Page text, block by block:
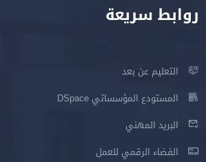
روابط سريعة
التعليم عن بعد
المستودع المؤسساتي DSpace
البريد المهني
الفضاء الرقمي للعمل